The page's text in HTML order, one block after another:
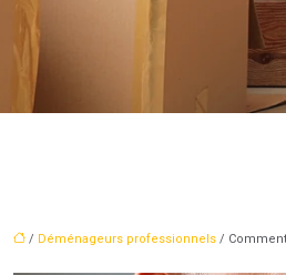
/ Déménageurs professionnels /